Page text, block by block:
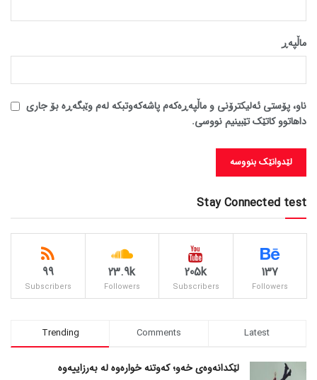
ماڵپه‌ڕ
ناو، پۆستی ئەلیکترۆنی و ماڵپەڕەکەم پاشەکەوتبکە لەم وێبگەڕە بۆ جاری
داهاتوو کاتێک تێبینیم نووسی.
Stay Connected test
137
Followers
205k
Subscribers
23.9k
Followers
99
Subscribers
Trending Comments Latest
لێکدانەوەی خەو؛ کەوتنە خوارەوە لە بەرزاییەوە